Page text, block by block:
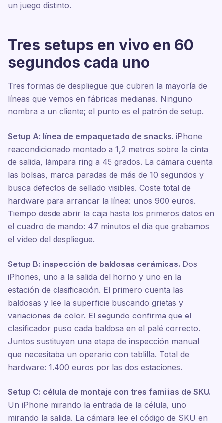
un juego distinto.
Tres setups en vivo en 60
segundos cada uno
Tres formas de despliegue que cubren la mayoría de
líneas que vemos en fábricas medianas. Ninguno
nombra a un cliente; el punto es el patrón de setup.
Setup A: línea de empaquetado de snacks. iPhone
reacondicionado montado a 1,2 metros sobre la cinta
de salida, lámpara ring a 45 grados. La cámara cuenta
las bolsas, marca paradas de más de 10 segundos y
busca defectos de sellado visibles. Coste total de
hardware para arrancar la línea: unos 900 euros.
Tiempo desde abrir la caja hasta los primeros datos en
el cuadro de mando: 47 minutos el día que grabamos
el vídeo del despliegue.
Setup B: inspección de baldosas cerámicas. Dos
iPhones, uno a la salida del horno y uno en la
estación de clasificación. El primero cuenta las
baldosas y lee la superficie buscando grietas y
variaciones de color. El segundo confirma que el
clasificador puso cada baldosa en el palé correcto.
Juntos sustituyen una etapa de inspección manual
que necesitaba un operario con tablilla. Total de
hardware: 1.400 euros por las dos estaciones.
Setup C: célula de montaje con tres familias de SKU.
Un iPhone mirando la entrada de la célula, uno
mirando la salida. La cámara lee el código de SKU en